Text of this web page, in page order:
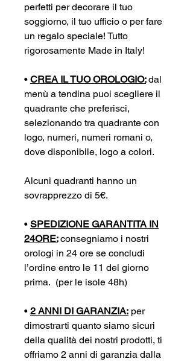
perfetti per decorare il tuo
soggiorno, il tuo ufficio o per fare
un regalo speciale! Tutto
rigorosamente Made in Italy!
• CREA IL TUO OROLOGIO: dal
menù a tendina puoi scegliere il
quadrante che preferisci,
selezionando tra quadrante con
logo, numeri, numeri romani o,
dove disponibile, logo a colori.
Alcuni quadranti hanno un
sovrapprezzo di 5€.
• SPEDIZIONE GARANTITA IN
24ORE: consegniamo i nostri
orologi in 24 ore se concludi
l’ordine entro le 11 del giorno
prima. (per le isole 48h)
• 2 ANNI DI GARANZIA: per
dimostrarti quanto siamo sicuri
della qualità dei nostri prodotti, ti
offriamo 2 anni di garanzia dalla